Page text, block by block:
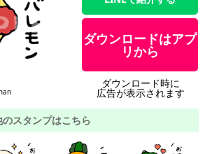
ダウンロードはアプ
リから
ダウンロード時に
広告が表示されます
スタンプはこちら